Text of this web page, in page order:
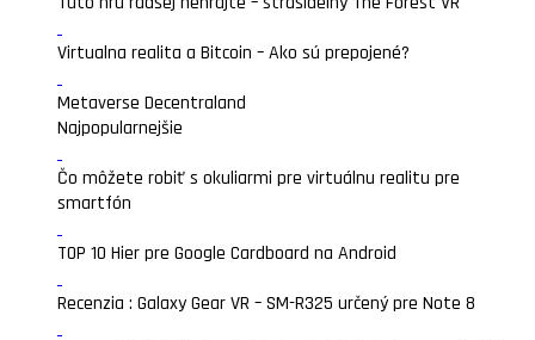
Virtualna realita a Bitcoin – Ako sú prepojené?
Metaverse Decentraland
Najpopularnejšie
Čo môžete robiť s okuliarmi pre virtuálnu realitu pre
smartfón
TOP 10 Hier pre Google Cardboard na Android
Recenzia : Galaxy Gear VR – SM-R325 určený pre Note 8